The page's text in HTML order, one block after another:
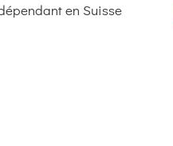
en Suisse